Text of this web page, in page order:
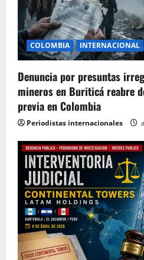
COLOMBIA INTERNACIONAL
Denuncia por presuntas
mineros en Buriticá reabre
previa en Colombia
Periodistas internacionales